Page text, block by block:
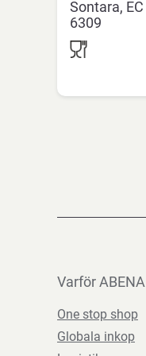
Sontara EC
6309
Varför ABENA
One stop shop
Globala inkop